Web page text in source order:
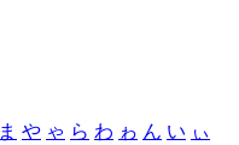
ま や ゃ ら わ ゎ ん い ぃ